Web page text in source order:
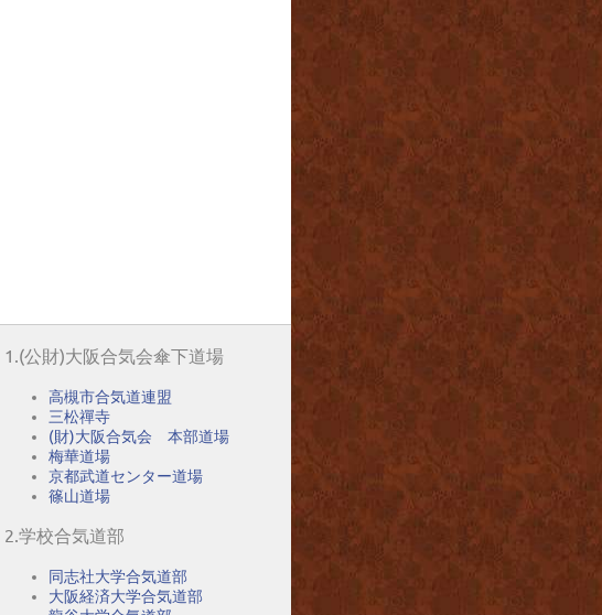
1.(公財)大阪合気会傘下道場
高槻市合気道連盟
三松禪寺
(財)大阪合気会 本部道場
梅華道場
京都武道センター道場
篠山道場
2.学校合気道部
同志社大学合気道部
大阪経済大学合気道部